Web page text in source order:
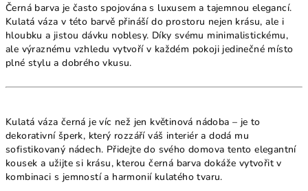
Černá barva je často spojována s luxusem a tajemnou elegancí.
Kulatá váza v této barvě přináší do prostoru nejen krásu, ale i
hloubku a jistou dávku noblesy. Díky svému minimalistickému,
ale výraznému vzhledu vytvoří v každém pokoji jedinečné místo
plné stylu a dobrého vkusu.
Kulatá váza černá je víc než jen květinová nádoba – je to
dekorativní šperk, který rozzáří váš interiér a dodá mu
sofistikovaný nádech. Přidejte do svého domova tento elegantní
kousek a užijte si krásu, kterou černá barva dokáže vytvořit v
kombinaci s jemností a harmonií kulatého tvaru.